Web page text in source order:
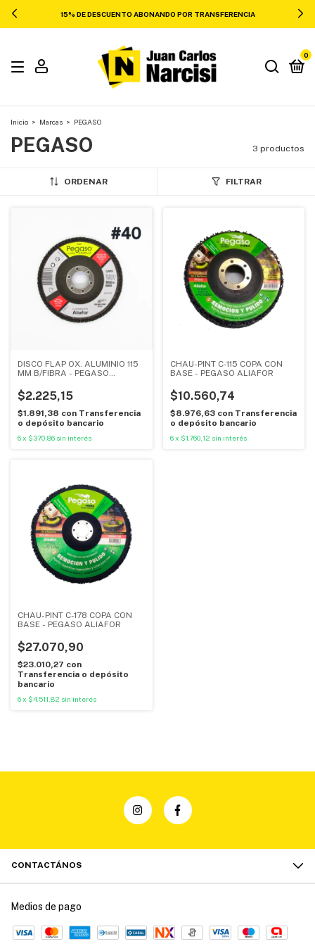
15% DE DESCUENTO ABONANDO POR TRANSFERENCIA
0
Inicio > Marcas > PEGASO
PEGASO 3 productos
ORDENAR FILTRAR
DISCO FLAP OX. ALUMINIO 115
MM B/FIBRA - PEGASO
$2.225,15
$1.891,38 con Transferencia
o depósito bancario
6x $370,86 sin interés
CHAU-PINT C-115 COPA CON
BASE - PEGASO ALIAFOR
$10.560,74
$8.976,63 con Transferencia
o depósito bancario
6 x $1.760,12 sin interés
CHAU-PINT C-178 COPA CON
BASE - PEGASO ALIAFOR
$27.070,90
$23.010,27 con
Transferencia o depósito
bancario
6x $4.511,82 sin interés
CONTACTÁNOS
Medios de pago